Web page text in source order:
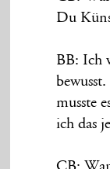
Du
BB: Ich
musste
ich das